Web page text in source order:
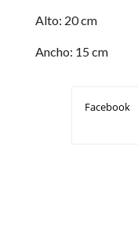
Alto: 20 cm
Ancho: 15 cm
Facebook